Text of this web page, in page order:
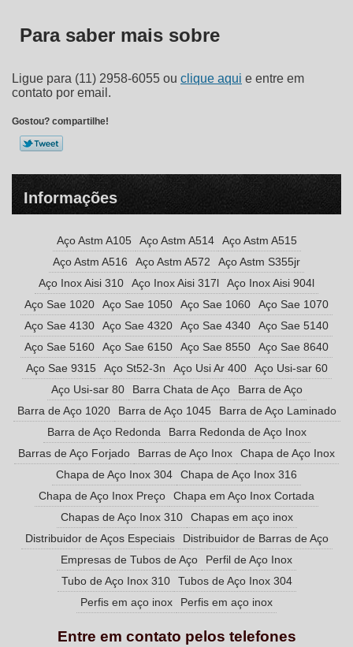
Para saber mais sobre
Ligue para (11) 2958-6055 ou clique aqui e entre em
contato por email.
Gostou? compartilhe!
Informações
Aço Astm A105 Aço Astm A514
Aço Astm A515
Aço Astm A516
Aço Astm A572
Aço Astm S355jr
Aço Inox Aisi 310
Aço Inox Aisi 317l
Aço Inox Aisi 904l
Aço Sae 1020
Aço Sae 1050 Aço Sae 1060
Aço Sae 1070
Aço Sae 4130
Aço Sae 4320 Aço Sae 4340
Aço Sae 5140
Aço Sae 5160
Aço Sae 6150 Aço Sae 8550
Aço Sae 8640
Aço Sae 9315
Aço St52-3n Aço Usi Ar 400
Aço Usi-sar 60
Aço Usi-sar 80
Barra Chata de Aço
Barra de Aço
Barra de Aço 1020
Barra de Aço 1045
Barra de Aço Laminado
Barra de Aço Redonda
Barra Redonda de Aço Inox
Barras de Aço Forjado
Barras de Aço Inox
Chapa de Aço Inox
Chapa de Aço Inox 304
Chapa de Aço Inox 316
Chapa de Aço Inox Preço
Chapa em Aço Inox Cortada
Chapas de Aço Inox 310
Chapas em aço inox
Distribuidor de Aços Especiais
Distribuidor de Barras de Aço
Empresas de Tubos de Aço
Perfil de Aço Inox
Tubo de Aço Inox 310
Tubos de Aço Inox 304
Perfis em aço inox
Perfis em aço inox
Entre em contato pelos telefones